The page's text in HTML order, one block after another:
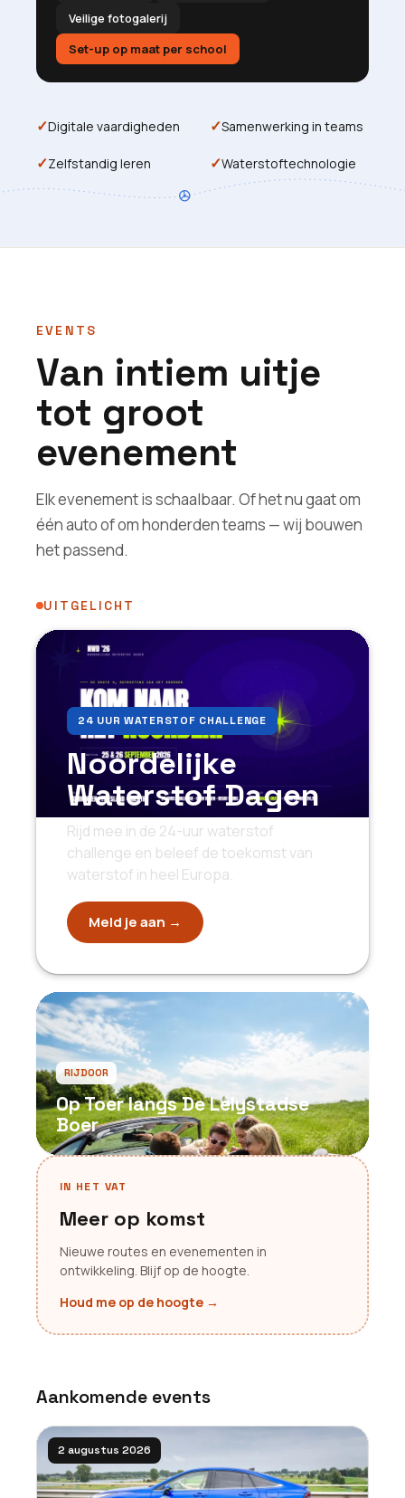
Veilige fotogalerij
Set-up op maat per school
✓Digitale vaardigheden ✓Samenwerking in teams
✓Zelfstandig leren ✓Waterstoftechnologie
EVENTS
Van intiem uitje
tot groot
evenement
Elk evenement is schaalbaar. Of het nu gaat om
één auto of om honderden teams — wij bouwen
het passend.
UITGELICHT
24 UUR WATERSTOF CHALLENGE
Noordelijke
Waterstof Dagen
Rijd mee in de 24-uur waterstof
challenge en beleef de toekomst van
waterstof in heel Europa.
Meld je aan →
RIJDOOR
Op Toer langs De Lelystadse
Boer
IN HET VAT
Meer op komst
Nieuwe routes en evenementen in
ontwikkeling. Blijf op de hoogte.
Houd me op de hoogte→
Aankomende events
2 augustus 2026